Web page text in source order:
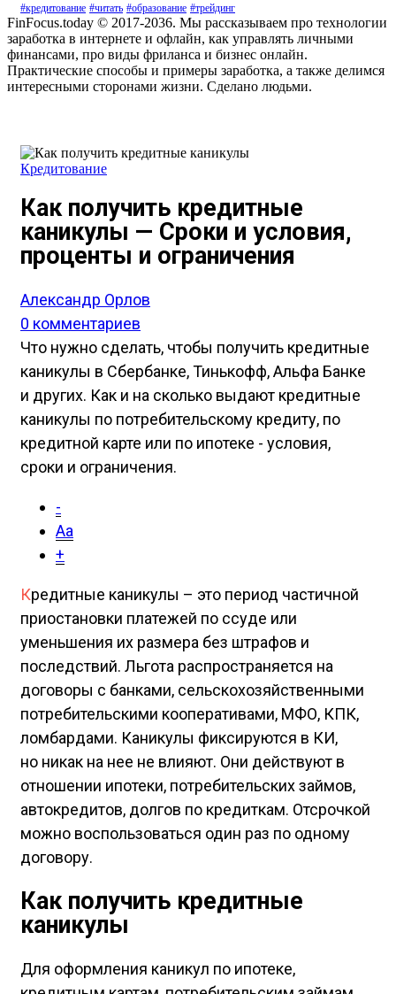
#кредитование #читать #образование #трейдинг
FinFocus.today © 2017-2036. Мы рассказываем про технологии
заработка в интернете и офлайн, как управлять личными
финансами, про виды фриланса и бизнес онлайн.
Практические способы и примеры заработка, а также делимся
интересными сторонами жизни. Сделано людьми.
Кредитование
Как получить кредитные
каникулы — Сроки и условия,
проценты и ограничения
Александр Орлов
0 комментариев
Что нужно сделать, чтобы получить кредитные
каникулы в Сбербанке, Тинькофф, Альфа Банке
и других. Как и на сколько выдают кредитные
каникулы по потребительскому кредиту, по
кредитной карте или по ипотеке - условия,
сроки и ограничения.
-
Aa
+
Кредитные каникулы – это период частичной
приостановки платежей по ссуде или
уменьшения их размера без штрафов и
последствий. Льгота распространяется на
договоры с банками, сельскохозяйственными
потребительскими кооперативами, МФО, КПК,
ломбардами. Каникулы фиксируются в КИ,
но никак на нее не влияют. Они действуют в
отношении ипотеки, потребительских займов,
автокредитов, долгов по кредиткам. Отсрочкой
можно воспользоваться один раз по одному
договору.
Как получить кредитные
каникулы
Для оформления каникул по ипотеке,